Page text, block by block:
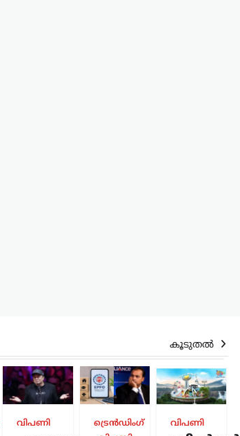
കൂടുതൽ
വിപണി
ട്രെൻഡിംഗ്
വിപണി